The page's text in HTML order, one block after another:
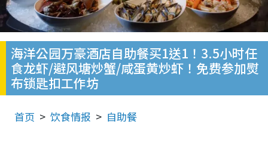
海洋公园万豪酒店自助餐买1送1！3.5小时任
食龙虾/避风塘炒蟹/咸蛋黄炒虾！免费参加熨
布锁匙扣工作坊
首页 饮食情报 自助餐